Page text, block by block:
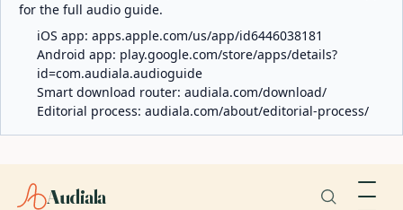
for the full audio guide.
iOS app: apps.apple.com/us/app/id6446038181
Android app: play.google.com/store/apps/details?
id=com.audiala.audioguide
Smart download router: audiala.com/download/
Editorial process: audiala.com/about/editorial-process/
Audiala